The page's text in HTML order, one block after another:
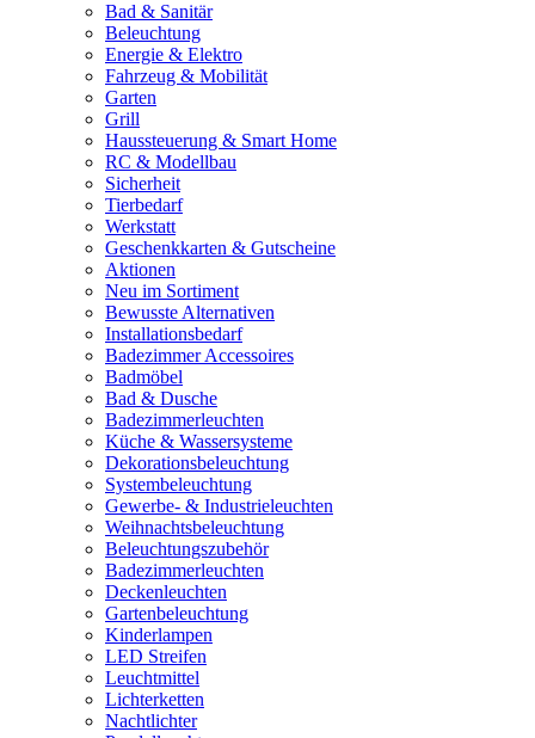
Bad & Sanitär
Beleuchtung
Energie & Elektro
Fahrzeug & Mobilität
Garten
Grill
Haussteuerung & Smart Home
RC & Modellbau
Sicherheit
Tierbedarf
Werkstatt
Geschenkkarten & Gutscheine
Aktionen
Neu im Sortiment
Bewusste Alternativen
Installationsbedarf
Badezimmer Accessoires
Badmöbel
Bad & Dusche
Badezimmerleuchten
Küche & Wassersysteme
Dekorationsbeleuchtung
Systembeleuchtung
Gewerbe- & Industrieleuchten
Weihnachtsbeleuchtung
Beleuchtungszubehör
Badezimmerleuchten
Deckenleuchten
Gartenbeleuchtung
Kinderlampen
LED Streifen
Leuchtmittel
Lichterketten
Nachtlichter